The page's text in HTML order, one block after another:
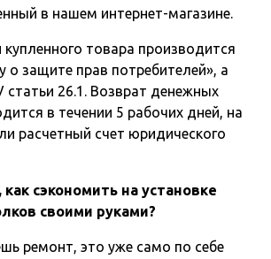
в нашем интернет-магазине.
товара производится
о защите прав потребителей», а
статьи 26.1. Возврат денежных
в течении 5 рабочих дней, на
расчетный счет юридического
сэкономить на установке
своими руками?
ремонт, это уже само по себе